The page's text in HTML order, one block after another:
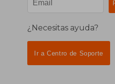
¿Necesitas ayuda?
Ir a Centro de Soporte